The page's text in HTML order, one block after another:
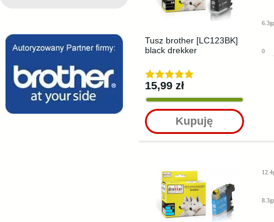
Tusz brother [LC123BK]
black drekker
15,99 zł
Kupuję
6.3gr
0
8.3gr